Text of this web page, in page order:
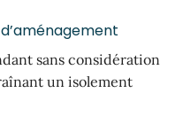
sans considération
un isolement